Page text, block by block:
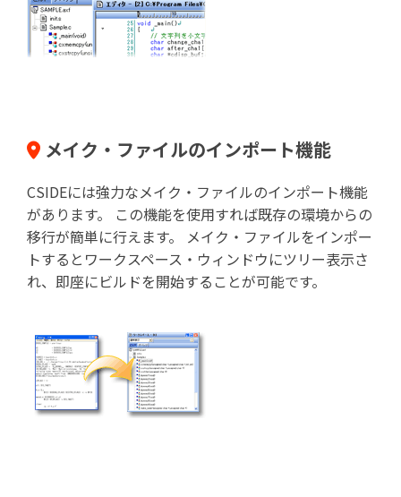
メイク・ファイルのインポート機能
CSIDEには強力なメイク・ファイルのインポート機能
があります。 この機能を使用すれば既存の環境からの
移行が簡単に行えます。 メイク・ファイルをインポー
トするとワークスペース・ウィンドウにツリー表示さ
れ、即座にビルドを開始することが可能です。